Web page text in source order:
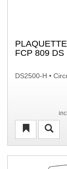
FCP 809 DS
DS2500-H •